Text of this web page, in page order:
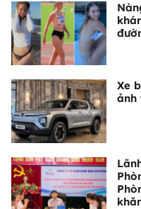
Xe
ảnh